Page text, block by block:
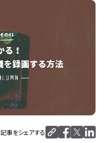
記事をシェアする